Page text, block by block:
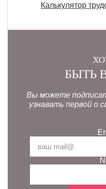
Калькулятор
БЫТЬ
Вы можете
узнавать первой о